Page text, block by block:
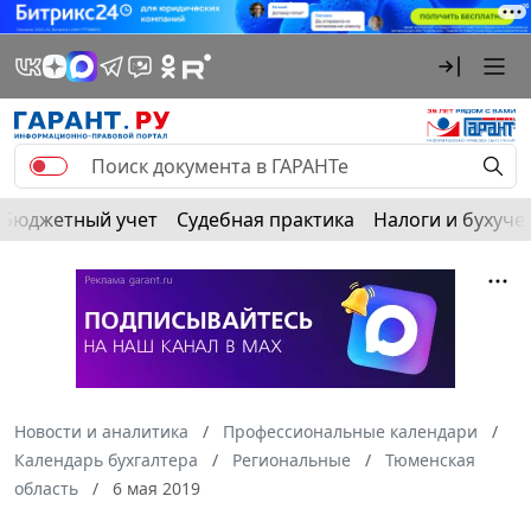
Бюджетный учет Судебная практика Налоги и
Новости и аналитика
Профессиональные календари
Календарь бухгалтера
Региональные
Тюменская
область
6 мая 2019